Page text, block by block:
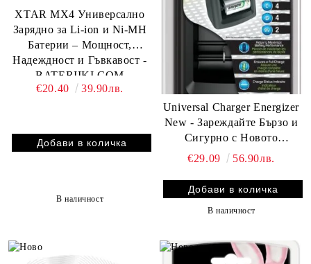
XTAR MX4 Универсално
Зарядно за Li-ion и Ni-MH
Батерии – Мощност,
Надеждност и Гъвкавост -
BATERIIKI.COM
€20.40
39.90лв.
В наличност
Universal Charger Energizer
New - Зареждайте Бързо и
Сигурно с Новото
Универсално Зарядно
€29.09 56.90лв.
В наличност